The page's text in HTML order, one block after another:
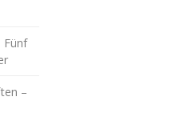
Fünf
–